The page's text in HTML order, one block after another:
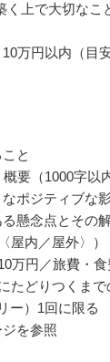
く上で大切なこ
万円以内（目安
と
要（1000字
ポジティブな
懸念点とその
屋内／屋外〉
万円／旅費・
たどりつくま
ー）1回に限る
を参照